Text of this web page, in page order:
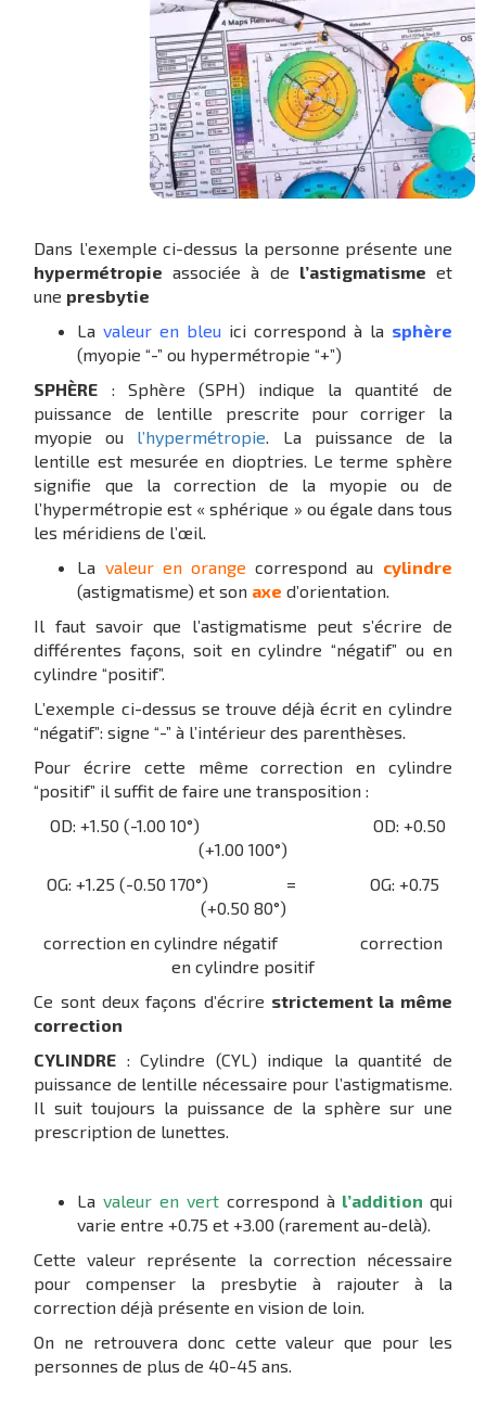
Dans l’exemple ci-dessus la personne présente une
hypermétropie associée à de l’astigmatisme et
une presbytie
Lavaleur en bleu ici correspond à la sphère
(myopie “-” ou hypermétropie “+”)
SPHÈRE : Sphère (SPH) indique la quantité de
puissance de lentille prescrite pour corriger la
myopie ou l’hypermétropie. La puissance de la
lentille est mesurée en dioptries. Le terme sphère
signifie que la correction de la myopie ou de
l’hypermétropie est « sphérique » ou égale dans tous
les méridiens de l’œil.
La valeur en orange correspond au cylindre
(astigmatisme) et son axe d’orientation.
Il faut savoir que l’astigmatisme peut s’écrire de
différentes façons, soit en cylindre “négatif” ou en
cylindre “positif”.
L’exemple ci-dessus se trouve déjà écrit en cylindre
“négatif”: signe “-” à l’intérieur des parenthèses.
Pour écrire cette même correction en cylindre
“positif” il suffit de faire une transposition :
OD: +1.50 (-1.00 10°) OD: +0.50
(+1.00 100°)
OG: +1.25 (-0.50 170°) = OG: +0.75
(+0.50 80°)
correction en cylindre négatif correction
en cylindre positif
Ce sont deux façons d’écrire strictement la même
correction
CYLINDRE : Cylindre (CYL) indique la quantité de
puissance de lentille nécessaire pour l’astigmatisme.
Il suit toujours la puissance de la sphère sur une
prescription de lunettes.
Lavaleur en vert correspond à l’addition qui
varie entre +0.75 et +3.00 (rarement au-delà).
Cette valeur représente la correction nécessaire
pour compenser la presbytie à rajouter à la
correction déjà présente en vision de loin.
On ne retrouvera donc cette valeur que pour les
personnes de plus de 40-45 ans.